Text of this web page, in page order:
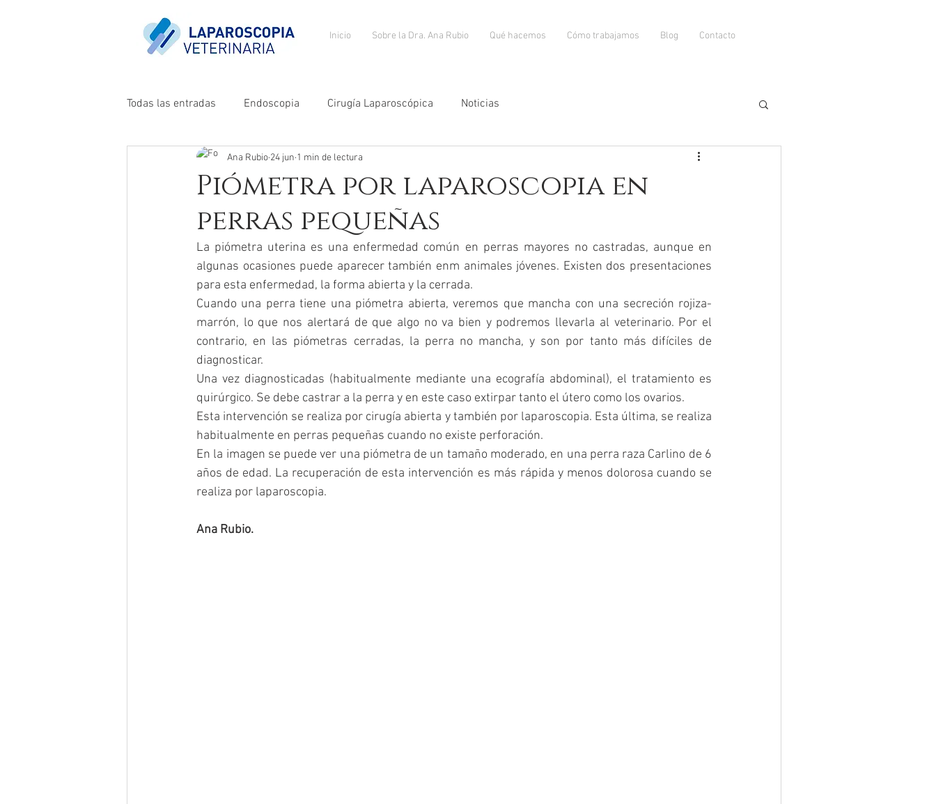
Inicio Sobre la Dra. Ana Rubio Qué hacemos Cómo trabajamos Blog Contacto
Todas las entradas Endoscopia Cirugía Laparoscópica Noticias
Piómetra por laparoscopia en
perras pequeñas
Ana Rubio 24 jun 1 min de lectura
La piómetra uterina es una enfermedad común en perras mayores no castradas, aunque en
algunas ocasiones puede aparecer también enm animales jóvenes. Existen dos presentaciones
para esta enfermedad, la forma abierta y la cerrada.
Cuando una perra tiene una piómetra abierta, veremos que mancha con una secreción rojiza-
marrón, lo que nos alertará de que algo no va bien y podremos llevarla al veterinario. Por el
contrario, en las piómetras cerradas, la perra no mancha, y son por tanto más difíciles de
diagnosticar.
Una vez diagnosticadas (habitualmente mediante una ecografía abdominal), el tratamiento es
quirúrgico. Se debe castrar a la perra y en este caso extirpar tanto el útero como los ovarios.
Esta intervención se realiza por cirugía abierta y también por laparoscopia. Esta última, se realiza
habitualmente en perras pequeñas cuando no existe perforación.
En la imagen se puede ver una piómetra de un tamaño moderado, en una perra raza Carlino de 6
años de edad. La recuperación de esta intervención es más rápida y menos dolorosa cuando se
realiza por laparoscopia.
Ana Rubio.